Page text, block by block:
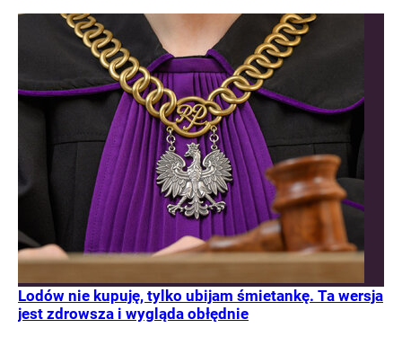
Lodów nie kupuję, tylko ubijam śmietankę. Ta wersja
jest zdrowsza i wygląda obłędnie